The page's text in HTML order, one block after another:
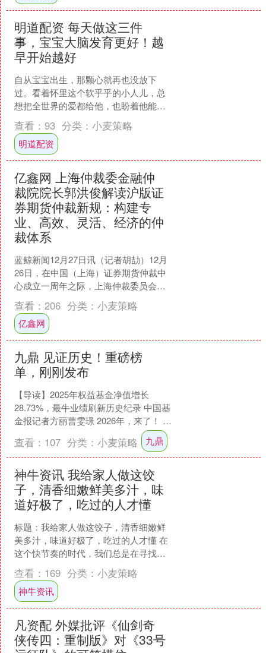
明道配资 每天做这三件
事，宝宝大脑发育更好！越
早开始越好
自从宝宝出生，那颗心就再也没放下
过。看着怀里这个软乎乎的小人儿，总
想把全世界的爱都给他，也盼着他能聪
明健康。很多人会给孩子买昂贵的玩具
和衣服，或者报上早教班，生....
查看： 93 分类： 小麦策略
明道配资
亿鑫网 上海仲裁委金融仲
裁院院长郭洪俊解读沪版证
券期货仲裁新规：构建专
业、高效、灵活、经济的仲
裁体系
蓝鲸新闻12月27日讯（记者胡劼）12月
26日，在中国（上海）证券期货仲裁中
心成立一周年之际，上海仲裁委员会正
式发布《上海仲裁委员会证券期货仲裁
规则》（下称《规....
查看： 206 分类： 小麦策略
亿鑫网
九鼎 见证历史！重磅榜
单，刚刚发布
【导读】2025年权益基金净值增长
28.73%，最牛业绩刷新历史纪录 中国基
金报记者方丽曹雯璟 2026年，来了！ 随
着2025年最后一个交易日的结束，公募
基金....
查看： 107 分类： 小麦策略 九鼎
神牛资讯 我给家人做这饺
子，清香细嫩鲜美多汁，味
道好极了，吃过的人才懂
标题：我给家人做这饺子，清香细嫩鲜
美多汁，味道好极了，吃过的人才懂 在
这个快节奏的时代，我们总是在寻找那
些能够抚慰心灵、唤醒味蕾的美食。今
天，我要与大家分享一道....
查看： 169 分类： 小麦策略
神牛资讯
凡资配 外媒批评《仙剑奇
侠传四：重制版》对《33号